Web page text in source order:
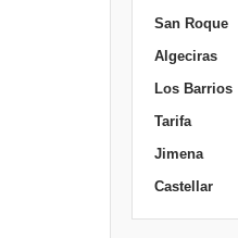
San Roque
Algeciras
Los Barrios
Tarifa
Jimena
Castellar